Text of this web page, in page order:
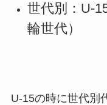
世代別：U-
輪世代）
U-15の時に世代別